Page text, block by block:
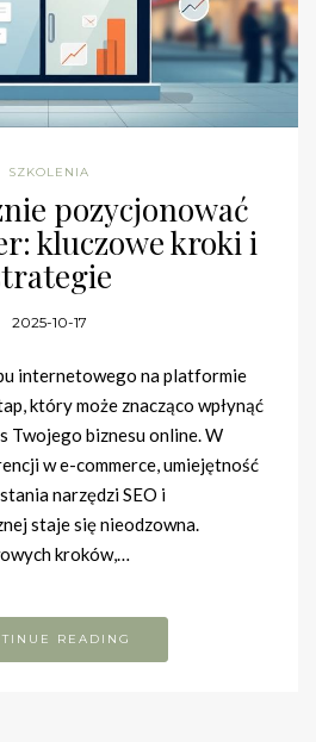
SZKOLENIA
pozycjonować
kluczowe kroki i
2025-10-17
internetowego na platformie
który może znacząco wpłynąć
Twojego biznesu online. W
w e-commerce, umiejętność
narzędzi SEO i
staje się nieodzowna.
kroków,…
READING